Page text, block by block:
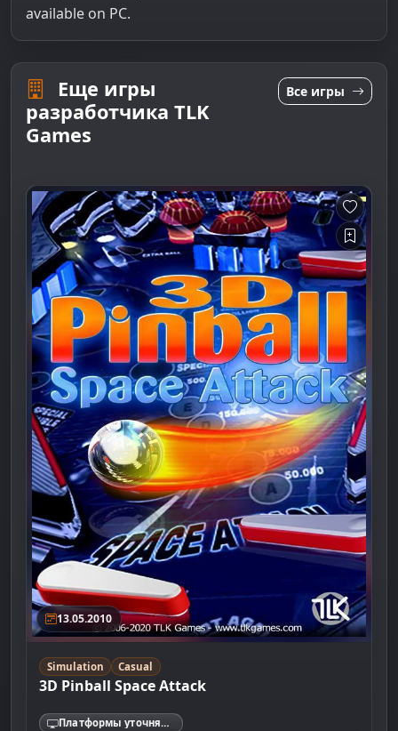
available on PC.
Еще игры
разработчика TLK
Games
Все игры
13.05.2010
Simulation Casual
3D Pinball Space Attack
Платформы уточняются